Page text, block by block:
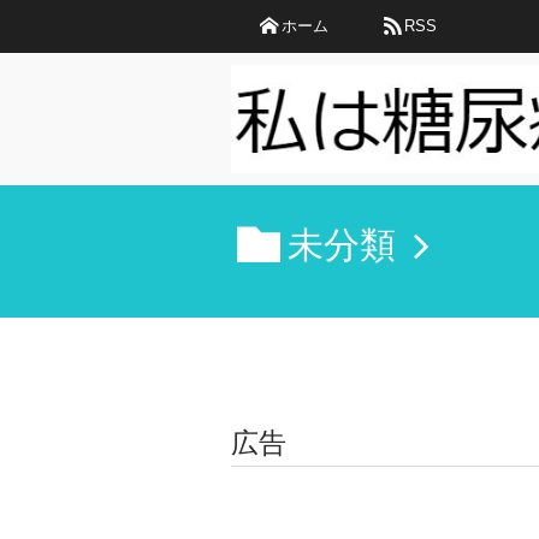
ホーム RSS
未分類
広告